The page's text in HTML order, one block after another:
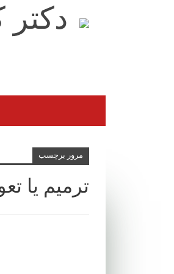
مرور برچسب
ترمیم یا